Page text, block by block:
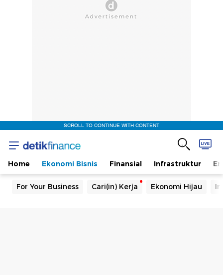
SCROLL TO CONTINUE WITH CONTENT
Home Ekonomi Bisnis Finansial Infrastruktur
For Your Business Cari(in) Kerja Ekonomi Hijau